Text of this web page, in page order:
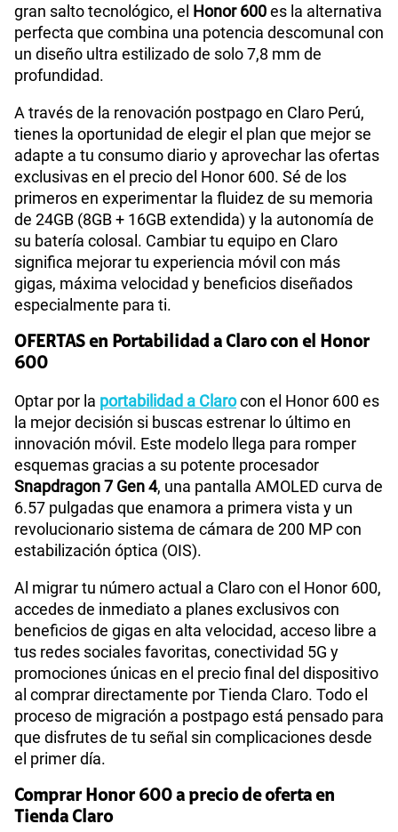
gran salto tecnológico, el Honor 600es la alternativa
perfecta que combina una potencia descomunal con
un diseño ultra estilizado de solo 7,8 mm de
profundidad.
A través de la renovación postpago en Claro Perú,
tienes la oportunidad de elegir el plan que mejor se
adapte a tu consumo diario y aprovechar las ofertas
exclusivas en el precio del Honor 600. Sé de los
primeros en experimentar la fluidez de su memoria
de 24GB (8GB + 16GB extendida) y la autonomía de
su batería colosal. Cambiar tu equipo en Claro
significa mejorar tu experiencia móvil con más
gigas, máxima velocidad y beneficios diseñados
especialmente para ti.
OFERTAS en Portabilidad a Claro con el Honor
600
Optar por la portabilidad a Clarocon el Honor 600 es
la mejor decisión si buscas estrenar lo último en
innovación móvil. Este modelo llega para romper
esquemas gracias a su potente procesador
Snapdragon 7 Gen 4, una pantalla AMOLED curva de
6.57 pulgadas que enamora a primera vista y un
revolucionario sistema de cámara de 200 MP con
estabilización óptica (OIS).
Al migrar tu número actual a Claro con el Honor 600,
accedes de inmediato a planes exclusivos con
beneficios de gigas en alta velocidad, acceso libre a
tus redes sociales favoritas, conectividad 5G y
promociones únicas en el precio final del dispositivo
al comprar directamente por Tienda Claro. Todo el
proceso de migración a postpago está pensado para
que disfrutes de tu señal sin complicaciones desde
el primer día.
Comprar Honor 600 a precio de oferta en
Tienda Claro